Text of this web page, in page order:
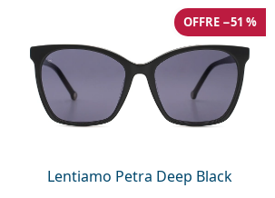
Prada
Toutes les marques
Lentiamo Petra Deep Black
OFFRE −51 %